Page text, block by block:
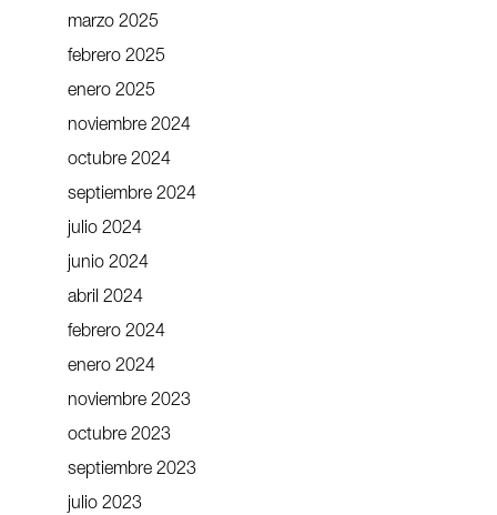
marzo 2025
febrero 2025
enero 2025
noviembre 2024
octubre 2024
septiembre 2024
julio 2024
junio 2024
abril 2024
febrero 2024
enero 2024
noviembre 2023
octubre 2023
septiembre 2023
julio 2023